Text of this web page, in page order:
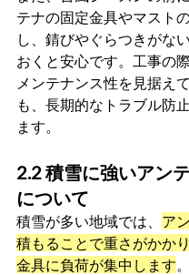
テナの固定金具やマスト
し、錆びやぐらつきがな
おくと安心です。工事の
メンテナンス性を見据え
も、長期的なトラブル防
ます。
2.2 積雪に強いアン
について
積雪が多い地域では、 ア
積もることで重さがかか
金具に負荷が集中します